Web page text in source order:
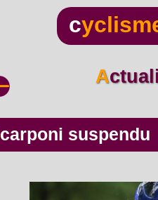
c
Scarponi suspendu